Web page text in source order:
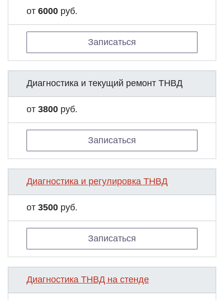
от 6000 руб.
Записаться
Диагностика и текущий ремонт ТНВД
от 3800 руб.
Записаться
Диагностика и регулировка ТНВД
от 3500 руб.
Записаться
Диагностика ТНВД на стенде